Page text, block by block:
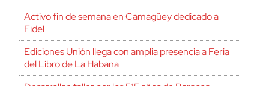
Activo fin de semana en Camagüey dedicado a
Fidel
Ediciones Unión llega con amplia presencia a Feria
del Libro de La Habana